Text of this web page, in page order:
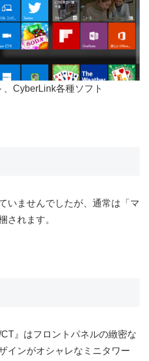
、CyberLink各種ソフト
いませんでしたが、通常は「マ
されます。
』はフロントパネルの緻密な
インがオシャレなミニタワー